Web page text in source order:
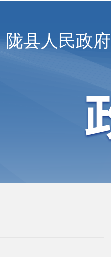
陇县人民政府